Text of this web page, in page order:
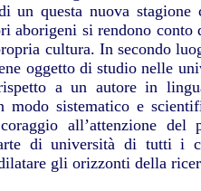
un questa nuova
aborigeni si rendono
cultura. In secondo
oggetto di studio nelle
a un autore in
modo sistematico e
all’attenzione del
di università di tutti i
gli orizzonti della